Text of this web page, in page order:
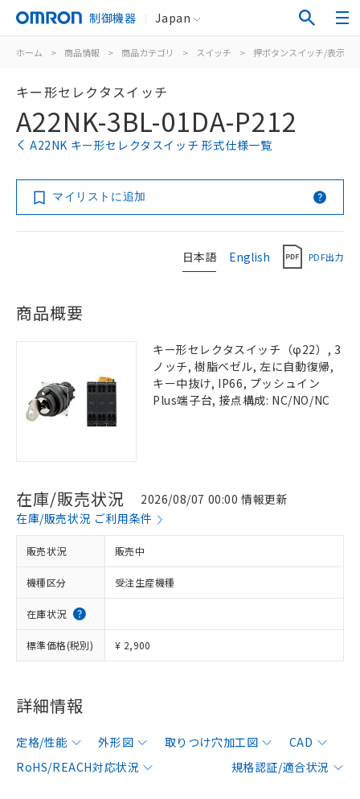
制御機器 Japan
ホーム > 商品情報 > 商品カテゴリ > スイッチ > 押ボタンスイッチ/表示灯
キー形セレクタスイッチ
A22NK-3BL-01DA-P212
A22NK キー形セレクタスイッチ 形式仕様一覧
マイリストに追加
日本語 English PDF出力
商品概要
キー形セレクタスイッチ（φ22）, 3
ノッチ, 樹脂ベゼル, 左に自動復帰,
キー中抜け, IP66, プッシュイン
Plus端子台, 接点構成: NC/NO/NC
在庫/販売状況
2026/08/07 00:00 情報更新
在庫/販売状況 ご利用条件
販売状況 販売中
機種区分 受注生産機種
在庫状況
標準価格(税別) ¥ 2,900
詳細情報
定格/性能 外形図 取りつけ穴加工図
CAD
RoHS/REACH対応状況
規格認証/適合状況